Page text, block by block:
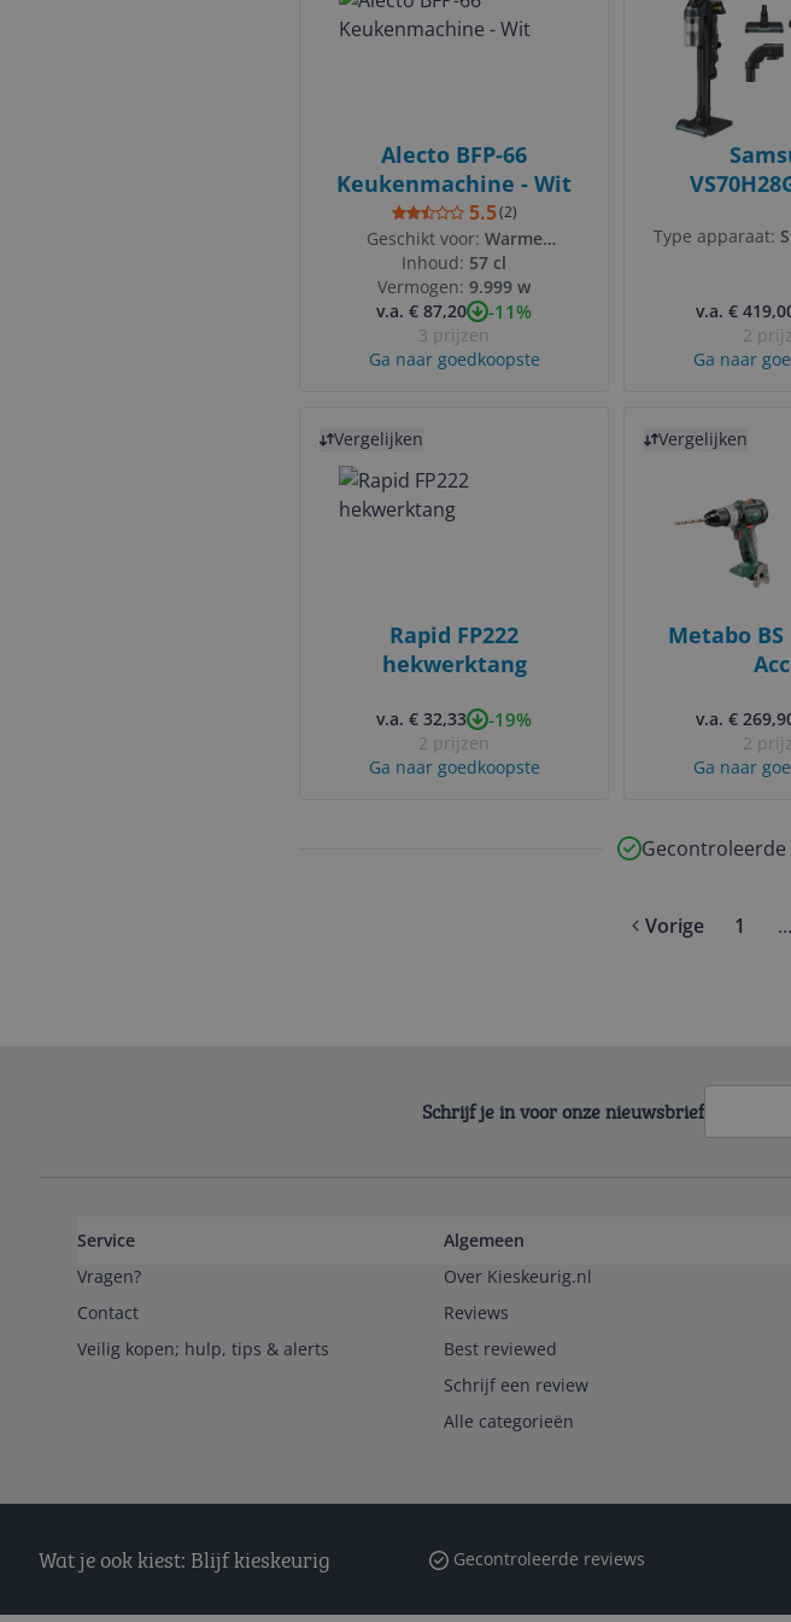
Alecto BFP-66
Keukenmachine - Wit
5.5(2)
Geschikt voor: Warme
ingrediënten
Inhoud: 57 cl
Vermogen: 9.999 w
v.a. € 87,20
-11%
3 prijzen
Ga naar goedkoopste
Type apparaat:
v.a. €
2
Ga naar
Vergelijken
Rapid FP222
hekwerktang
v.a. € 32,33 -19%
2 prijzen
Ga naar goedkoopste
Vergelijken
Metabo BS
set - 2x
v.a. €
2
Ga naar
Gecontroleerde
Vorige 1 ...
Schrijf je in voor onze nieuwsbrief
Service
Vragen?
Contact
Veilig kopen; hulp, tips & alerts
Algemeen
Over Kieskeurig.nl
Reviews
Best reviewed
Schrijf een review
Alle categorieën
Wat je ook kiest: Blijf kieskeurig Gecontroleerde reviews